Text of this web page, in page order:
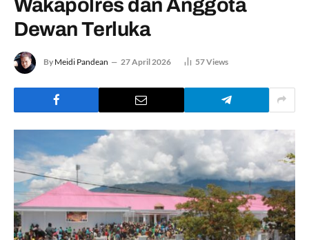
Wakapolres dan Anggota
Dewan Terluka
By Meidi Pandean 27 April 2026 57Views